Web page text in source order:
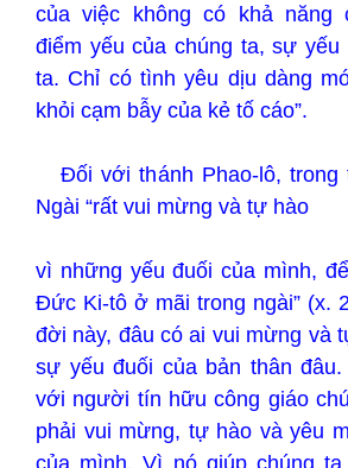
của việc không có khả năng
điểm yếu của chúng ta, sự yếu
ta. Chỉ có tình yêu dịu dàng
khỏi cạm bẫy của kẻ tố cáo”.
Đối với thánh Phao-lô, trong
Ngài “rất vui mừng và tự hào
vì những yếu đuối của mình,
Đức Ki-tô ở mãi trong ngài” (x.
đời này, đâu có ai vui mừng và
sự yếu đuối của bản thân
với người tín hữu công giáo
phải vui mừng, tự hào và yêu
của mình. Vì nó giúp chúng